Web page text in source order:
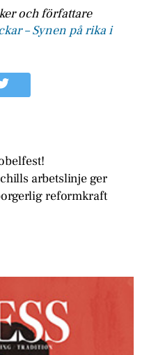
och författare
– Synen på rika i
arbetslinje ger
reformkraft